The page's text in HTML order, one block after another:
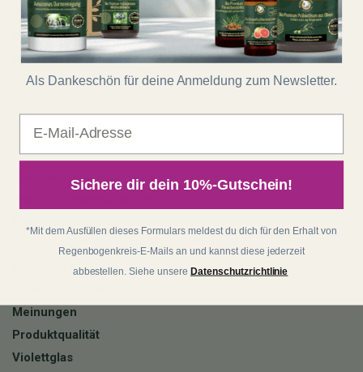
Widerrufsrecht
Datenschutz
Batterieentsorgung
Zahlung und Versand
Regenbogenkreis
Über Matthias
Newsletter
Meinungen
Produktqualität
Violettglas
Als Dankeschön für deine Anmeldung zum Newsletter.
Sichere dir dein 10%-Gutschein!
*Mit dem Ausfüllen dieses Formulars meldest du dich für den Erhalt von
Regenbogenkreis-E-Mails an und kannst diese jederzeit
abbestellen. Siehe unsere Datenschutzrichtlinie